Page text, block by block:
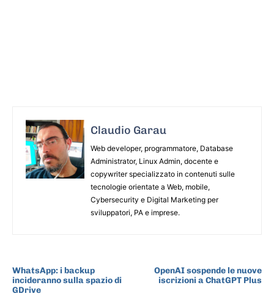
Claudio Garau
Web developer, programmatore, Database
Administrator, Linux Admin, docente e
copywriter specializzato in contenuti sulle
tecnologie orientate a Web, mobile,
Cybersecurity e Digital Marketing per
sviluppatori, PA e imprese.
WhatsApp: i backup
incideranno sulla spazio di
GDrive
OpenAI sospende le nuove
iscrizioni a ChatGPT Plus